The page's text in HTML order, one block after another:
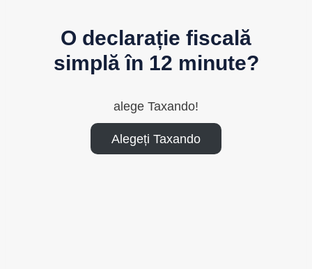
O declarație fiscală
simplă în 12 minute?
alege Taxando!
Alegeți Taxando